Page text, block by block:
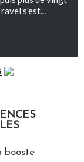
s'est...
booste